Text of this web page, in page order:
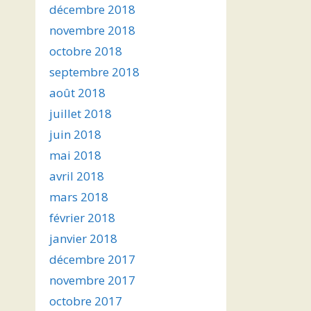
décembre 2018
novembre 2018
octobre 2018
septembre 2018
août 2018
juillet 2018
juin 2018
mai 2018
avril 2018
mars 2018
février 2018
janvier 2018
décembre 2017
novembre 2017
octobre 2017